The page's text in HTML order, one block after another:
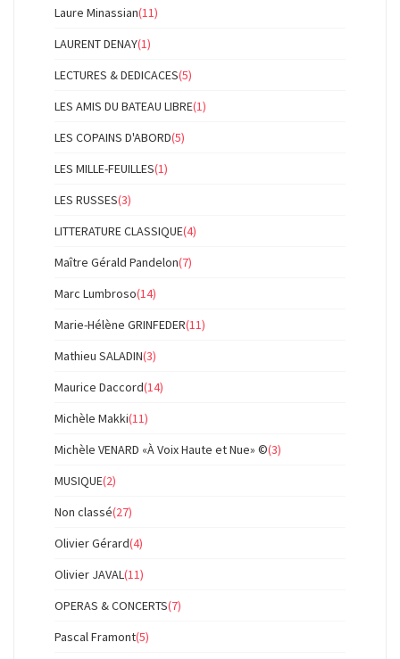
Laure Minassian(11)
LAURENT DENAY(1)
LECTURES & DEDICACES(5)
LES AMIS DU BATEAU LIBRE(1)
LES COPAINS D'ABORD(5)
LES MILLE-FEUILLES(1)
LES RUSSES(3)
LITTERATURE CLASSIQUE(4)
Maître Gérald Pandelon(7)
Marc Lumbroso(14)
Marie-Hélène GRINFEDER(11)
Mathieu SALADIN(3)
Maurice Daccord(14)
Michèle Makki(11)
Michèle VENARD «À Voix Haute et Nue» ©(3)
MUSIQUE(2)
Non classé(27)
Olivier Gérard(4)
Olivier JAVAL(11)
OPERAS & CONCERTS(7)
Pascal Framont(5)